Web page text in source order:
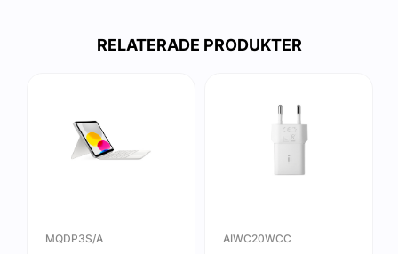
RELATERADE PRODUKTER
MQDP3S/A AIWC20WCC